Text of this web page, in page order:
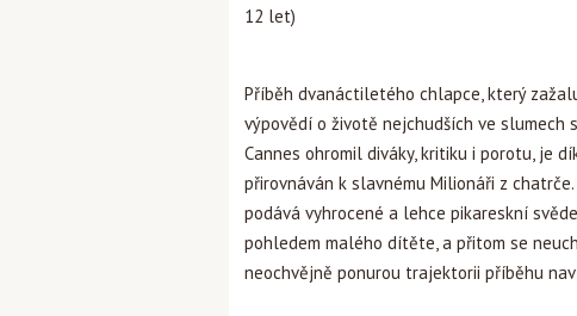
12 let)
Příběh dvanáctiletého chlapce, který
výpovědí o životě nejchudších ve slumech
Cannes ohromil diváky, kritiku i porotu, je
přirovnáván k slavnému Milionáři z
podává vyhrocené a lehce pikareskní
pohledem malého dítěte, a přitom se
neochvějně ponurou trajektorii příběhu